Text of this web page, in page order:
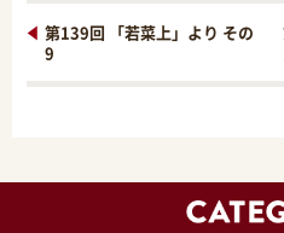
第139回 「若菜上」より その
9